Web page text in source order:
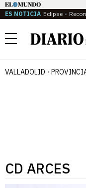
ES NOTICIA Eclipse
Menú
VALLADOLID
CD ARCES